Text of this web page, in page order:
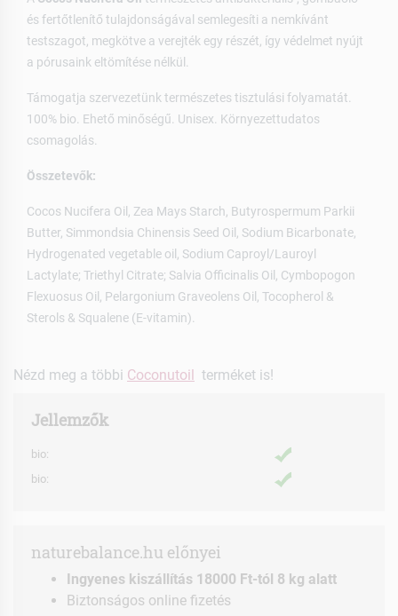
és fertőtlenítő tulajdonságával semlegesíti a nemkívánt
testszagot, megkötve a verejték egy részét, így védelmet nyújt
a pórusaink eltömítése nélkül.
Támogatja szervezetünk természetes tisztulási folyamatát.
100% bio. Ehető minőségű. Unisex. Környezettudatos
csomagolás.
Összetevők:
Cocos Nucifera Oil, Zea Mays Starch, Butyrospermum Parkii
Butter, Simmondsia Chinensis Seed Oil, Sodium Bicarbonate,
Hydrogenated vegetable oil, Sodium Caproyl/Lauroyl
Lactylate; Triethyl Citrate; Salvia Officinalis Oil, Cymbopogon
Flexuosus Oil, Pelargonium Graveolens Oil, Tocopherol &
Sterols & Squalene (E-vitamin).
Nézd meg a többi Coconutoil terméket is!
Jellemzők
bio:
bio:
naturebalance.hu előnyei
Ingyenes kiszállítás 18000 Ft-tól 8 kg alatt
Biztonságos online fizetés